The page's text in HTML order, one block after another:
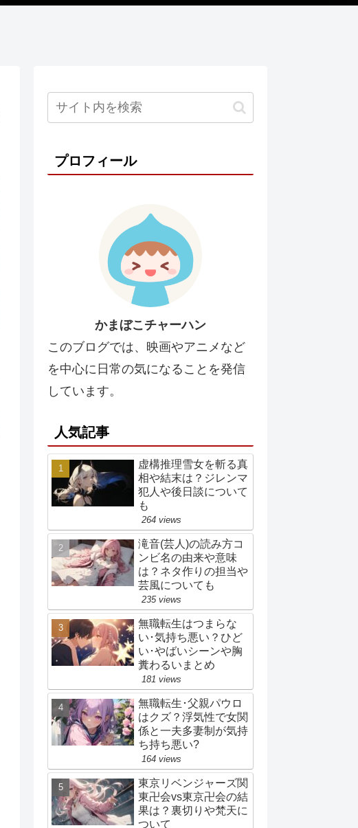
プロフィール
かまぼこチャーハン
このブログでは、映画やアニメなど
を中心に日常の気になることを発信
しています。
人気記事
虚構推理雪女を斬る真
相や結末は？ジレンマ
犯人や後日談について
も
264 views
滝音(芸人)の読み方コ
ンビ名の由来や意味
は？ネタ作りの担当や
芸風についても
235 views
無職転生はつまらな
い･気持ち悪い？ひど
い･やばいシーンや胸
糞わるいまとめ
181 views
無職転生･父親パウロ
はクズ？浮気性で女関
係と一夫多妻制が気持
ち持ち悪い?
164 views
東京リベンジャーズ関
東卍会vs東京卍会の結
果は？裏切りや梵天に
ついて